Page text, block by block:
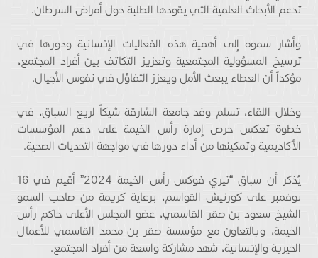
تدعم الأبحاث العلمية التي يقودها الطلبة حول أمراض السرطان.
وأشار سموه إلى أهمية هذه الفعاليات الإنسانية ودورها في
ترسيخ المسؤولية المجتمعية وتعزيز التكاتف بين أفراد المجتمع،
مؤكداً أن العطاء يبعث الأمل ويعزز التفاؤل في نفوس الأجيال.
وخلال اللقاء، تسلم وفد جامعة الشارقة شيكاً لريع السباق، في
خطوة تعكس حرص إمارة رأس الخيمة على دعم المؤسسات
الأكاديمية وتمكينها من أداء دورها في مواجهة التحديات الصحية.
يُذكر أن سباق “تيري فوكس رأس الخيمة 2024” أقيم في 16
نوفمبر على كورنيش القواسم، برعاية كريمة من صاحب السمو
الشيخ سعود بن صقر القاسمي، عضو المجلس الأعلى حاكم رأس
الخيمة، وبالتعاون مع مؤسسة صقر بن محمد القاسمي للأعمال
الخيرية والإنسانية، شهد مشاركة واسعة من أفراد المجتمع.